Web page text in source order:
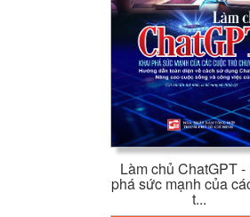
Làm chủ ChatGPT -
phá sức mạnh của
t...